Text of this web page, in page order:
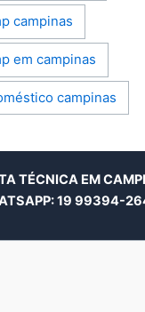
campinas
em campinas
campinas
TÉCNICA EM
19 99394-